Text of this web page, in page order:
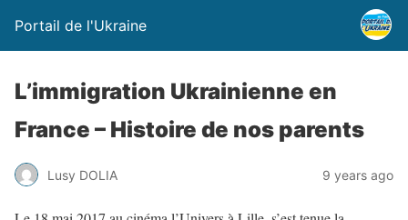
Portail de l'Ukraine
L’immigration Ukrainienne en
France – Histoire de nos parents
Lusy DOLIA 9 years ago